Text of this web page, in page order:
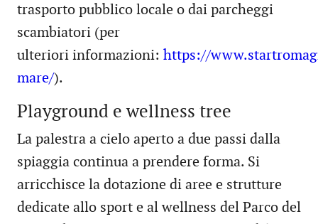
trasporto pubblico locale o dai parcheggi
scambiatori (per
ulteriori informazioni: https://
mare/).
Playground e wellness tree
La palestra a cielo aperto a due passi dalla
spiaggia continua a prendere forma. Si
arricchisce la dotazione di aree e strutture
dedicate allo sport e al wellness del Parco del